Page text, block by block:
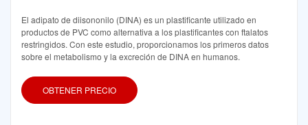
El adipato de diisononilo (DINA) es un plastificante utilizado en
productos de PVC como alternativa a los plastificantes con ftalatos
restringidos. Con este estudio, proporcionamos los primeros datos
sobre el metabolismo y la excreción de DINA en humanos.
OBTENER PRECIO